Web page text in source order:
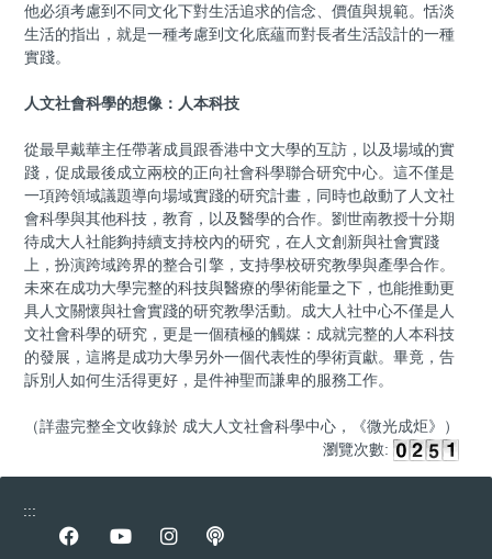
他必須考慮到不同文化下對生活追求的信念、價值與規範。恬淡
生活的指出，就是一種考慮到文化底蘊而對長者生活設計的一種
實踐。
人文社會科學的想像：人本科技
從最早戴華主任帶著成員跟香港中文大學的互訪，以及場域的實
踐，促成最後成立兩校的正向社會科學聯合研究中心。這不僅是
一項跨領域議題導向場域實踐的研究計畫，同時也啟動了人文社
會科學與其他科技，教育，以及醫學的合作。劉世南教授十分期
待成大人社能夠持續支持校內的研究，在人文創新與社會實踐
上，扮演跨域跨界的整合引擎，支持學校研究教學與產學合作。
未來在成功大學完整的科技與醫療的學術能量之下，也能推動更
具人文關懷與社會實踐的研究教學活動。成大人社中心不僅是人
文社會科學的研究，更是一個積極的觸媒：成就完整的人本科技
的發展，這將是成功大學另外一個代表性的學術貢獻。畢竟，告
訴別人如何生活得更好，是件神聖而謙卑的服務工作。
（詳盡完整全文收錄於 成大人文社會科學中心，《微光成炬》）
瀏覽次數:
:::
前往Facebook專區
前往youtube專區
前往instagram專區
前往podcast專區